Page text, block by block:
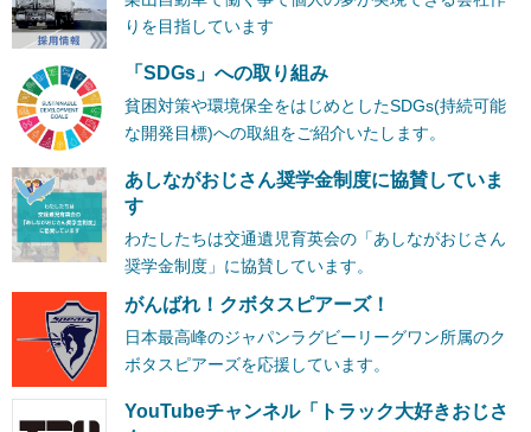
りを目指しています
「SDGs」への取り組み
貧困対策や環境保全をはじめとしたSDGs(持続可能
な開発目標)への取組をご紹介いたします。
あしながおじさん奨学金制度に協賛していま
す
わたしたちは交通遺児育英会の「あしながおじさん
奨学金制度」に協賛しています。
がんばれ！クボタスピアーズ！
日本最高峰のジャパンラグビーリーグワン所属のク
ボタスピアーズを応援しています。
YouTubeチャンネル「トラック大好きおじさ